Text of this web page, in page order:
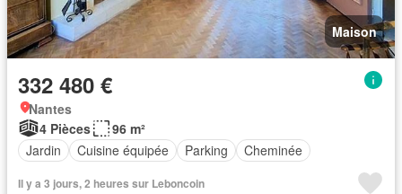
Maison
332 480 €
Nantes
4 Pièces
96 m²
Jardin
Cuisine équipée Parking Cheminée
Il y a 3 jours, 2 heures sur Leboncoin